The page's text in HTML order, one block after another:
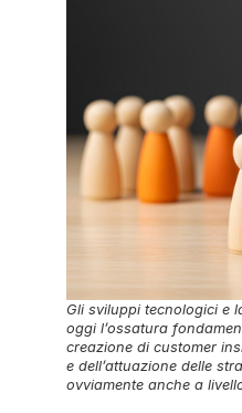
Gli sviluppi tecnologici e
oggi l’ossatura
creazione di customer
e dell’attuazione delle
ovviamente anche a